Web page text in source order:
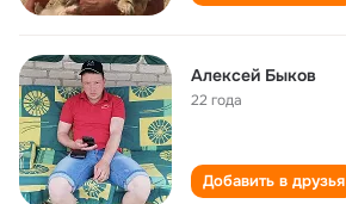
Алексей Быков
22 года
Добавить в друзья